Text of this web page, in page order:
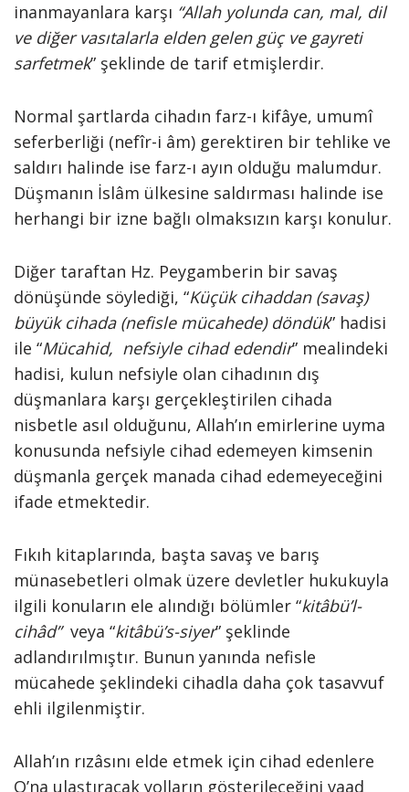
inanmayanlara karşı “Allah yolunda can, mal, dil
ve di­ğer vasıtalarla elden gelen güç ve gayreti
sarfetmek” şeklinde de tarif etmişlerdir.
Normal şartlarda cihadın farz-ı kifâye, umumî
seferberliği (nefîr-i âm) gerek­tiren bir tehlike ve
saldırı halinde ise farz-ı ayın olduğu malumdur.
Düşmanın İslâm ülkesine saldırması halinde ise
herhan­gi bir izne bağlı olmaksızın karşı konu­lur.
Diğer taraftan Hz. Peygamberin bir savaş
dönüşünde söylediği, “Küçük cihaddan (savaş)
büyük ci­hada (nefisle mücahede) döndük” hadisi
ile “Mücahid, nefsiyle ci­had edendir” mealindeki
hadisi, kulun nefsiyle olan cihadının dış
düşmanlara karşı gerçekleştirilen cihada
nisbetle asıl olduğunu, Allah’ın emirlerine uyma
ko­nusunda nefsiyle cihad edemeyen kim­senin
düşmanla gerçek manada cihad edemeyeceğini
ifade etmektedir.
Fı­kıh kitaplarında, başta savaş ve barış
münasebetleri olmak üzere devletler hukukuyla
ilgili konuların ele alındığı bö­lümler “kitâbü’l-
cihâd”veya “kitâbü’s-siyer” şeklinde
adlandırılmıştır. Bunun ya­nında nefisle
mücahede şeklindeki ci­hadla daha çok tasavvuf
ehli ilgilenmiş­tir.
Allah’ın rızâsını elde etmek için cihad edenlere
O’na ulaştı­racak yolların gösterileceğini vaad